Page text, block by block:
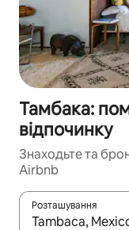
Тамбака:
відпочинку
Знаходьте та
Airbnb
Розташування
Отримавши